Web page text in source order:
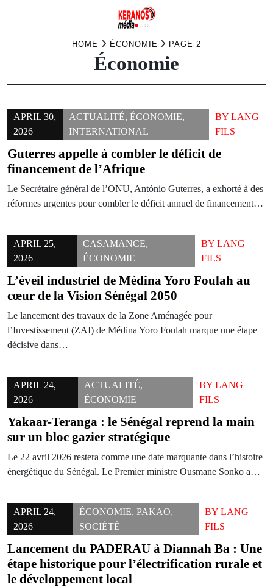
HOME ÉCONOMIE PAGE 2
Économie
APRIL 30,
2026
ACTUALITÉ,ÉCONOMIE,
INTERNATIONAL
BY LANG
FILS
Guterres appelle à combler le déficit de
financement de l’Afrique
Le Secrétaire général de l’ONU, António Guterres, a exhorté à des
réformes urgentes pour combler le déficit annuel de financement…
APRIL 25,
2026
CASAMANCE,
ÉCONOMIE
BY LANG
FILS
L’éveil industriel de Médina Yoro Foulah au
cœur de la Vision Sénégal 2050
​Le lancement des travaux de la Zone Aménagée pour
l’Investissement (ZAI) de Médina Yoro Foulah marque une étape
décisive dans…
APRIL 24,
2026
ACTUALITÉ,
ÉCONOMIE
BYLANG
FILS
Yakaar-Teranga : le Sénégal reprend la main
sur un bloc gazier stratégique
Le 22 avril 2026 restera comme une date marquante dans l’histoire
énergétique du Sénégal. Le Premier ministre Ousmane Sonko a…
APRIL 24,
2026
ÉCONOMIE, PAKAO,
SOCIÉTÉ
BY LANG
FILS
Lancement du PADERAU à Diannah Ba : Une
étape historique pour l’électrification rurale et
le développement local